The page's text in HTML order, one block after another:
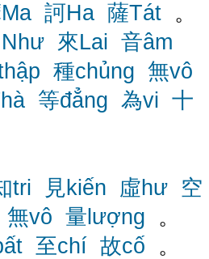
訶Ha 薩Tát 。
來Lai 音âm
種chủng 無vô
等đẳng 為vi 十
tri 見kiến 虛hư 空
無vô 量lượng 。
至chí 故cố 。